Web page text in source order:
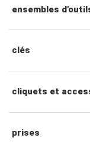
ensembles
clés
clés mixtes
clés mixtes
cliquets et
Cliquets et
prises